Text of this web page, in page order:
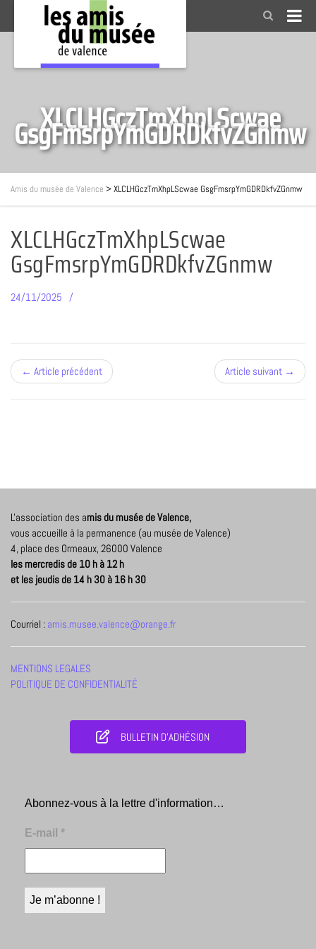
XLCLHGczTmXhpLScwae
GsgFmsrpYmGDRDkfvZGnmw
Amis du musée de Valence >XLCLHGczTmXhpLScwae GsgFmsrpYmGDRDkfvZGnmw
XLCLHGczTmXhpLScwae
GsgFmsrpYmGDRDkfvZGnmw
24/11/2025
← Article précédent Article suivant →
L'association des amis du musée de Valence,
vous accueille à la permanence (au musée de Valence)
4, place des Ormeaux, 26000 Valence
les mercredis de 10 h à 12 h
et les jeudis de 14 h 30 à 16 h 30
Courriel : amis.musee.valence@orange.fr
MENTIONS LEGALES
POLITIQUE DE CONFIDENTIALITÉ
BULLETIN D'ADHÉSION
Abonnez-vous à la lettre d'information…
E-mail *